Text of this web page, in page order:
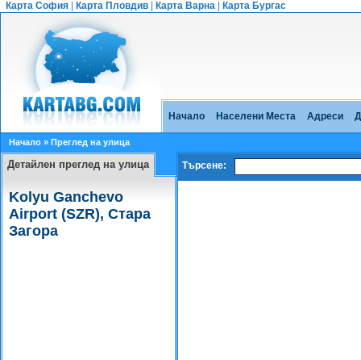
Карта София Карта Пловдив Карта Варна Карта Бургас
Начало Населени Места Адреси
Начало » Преглед на улица
Детайлен преглед на улица
Kolyu Ganchevo
Airport (SZR), Стара
Загора
Търсене: